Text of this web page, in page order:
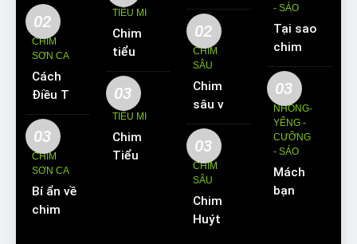
02
CHIM
SƠN CA
Cách
Điều Trị
Hiệu
Quả
Các
Bệnh
Thường
Gặp Ở
03
CHIM
SƠN CA
Bí ẩn về
chim
TIỂU MI
Chim
tiểu mi
ăn gì?
Kinh
nghiệm
chim
tiểu mi
03
TIỂU MI
Chim
Tiểu Mi
02
CHIM
SÂU
Chim
sâu và
những
thông
tin cơ
bản về
loài
chim
03
CHIM
SÂU
Chim
Huýt
- SÁO
Tại sao
chim
Sáo lại
được
yêu
thích
nuôi
làm thú
cưng?
03
NHỒNG-
YỂNG -
CƯỠNG
- SÁO
Mách
bạn